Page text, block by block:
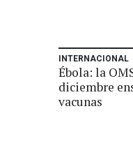
INTERNACIONAL
Ébola: la
diciembre
vacunas